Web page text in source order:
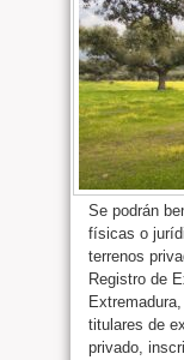
Se podrán
físicas o
terrenos
Registro de
titulares de
privado,